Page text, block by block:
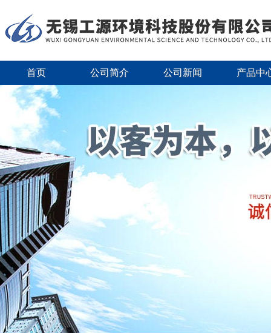
首页 公司简介 公司新闻 产品中